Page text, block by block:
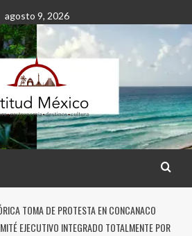
agosto 9, 2026
TOMA DE PROTESTA EN CONCANACO
EJECUTIVO INTEGRADO TOTALMENTE POR